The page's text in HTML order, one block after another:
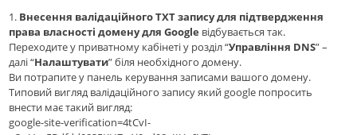
1. Внесення валідаційного ТХТ запису для підтвердження
права власності домену для Google відбувається так.
Переходите у приватному кабінеті у розділ “Управління DNS” –
далі “Налаштувати” біля необхідного домену.
Ви потрапите у панель керування записами вашого домену.
Типовий вигляд валідаційного запису який google попросить
внести має такий вигляд:
google-site-verification=4tCvI-